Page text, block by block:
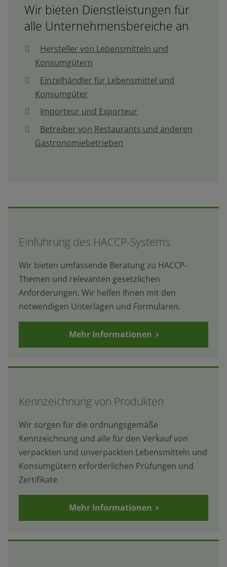
Wir bieten Dienstleistungen für
alle Unternehmensbereiche an
Hersteller von Lebensmitteln und
Konsumgütern
Einzelhändler für Lebensmittel und
Konsumgüter
Importeur und Exporteur
Betreiber von Restaurants und anderen
Gastronomiebetrieben
Einführung des HACCP-Systems
Wir bieten umfassende Beratung zu HACCP-
Themen und relevanten gesetzlichen
Anforderungen. Wir helfen Ihnen mit den
notwendigen Unterlagen und Formularen.
Mehr Informationen
Kennzeichnung von Produkten
Wir sorgen für die ordnungsgemäße
Kennzeichnung und alle für den Verkauf von
verpackten und unverpackten Lebensmitteln und
Konsumgütern erforderlichen Prüfungen und
Zertifikate.
Mehr Informationen